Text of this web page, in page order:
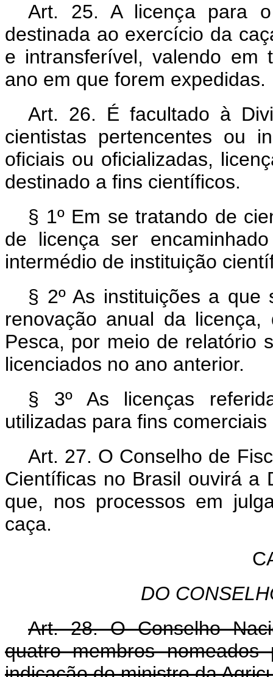
Art. 25. A licença para
destinada ao exercício da
e intransferível, valendo em
ano em que forem expedidas.
Art. 26. É facultado à
cientistas pertencentes ou
oficiais ou oficializadas,
destinado a fins científicos.
§ 1º Em se tratando de
de licença ser
intermédio de instituição
§ 2º As instituições a
renovação anual da
Pesca, por meio de relatório
licenciados no ano anterior.
§ 3º As licenças
utilizadas para fins
Art. 27. O Conselho de
Científicas no Brasil ouvirá a
que, nos processos em
caça.
DO
Art. 28. O Conselho
quatro membros